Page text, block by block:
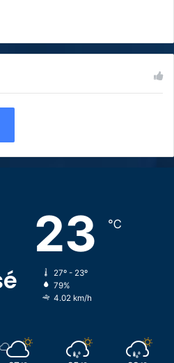
23 ℃
27º - 23º
79%
4.02 km/h